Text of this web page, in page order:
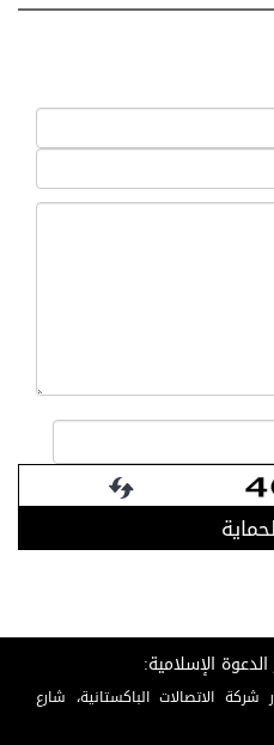
الإسلامية:
الاتصالات الباكستانية، شارع